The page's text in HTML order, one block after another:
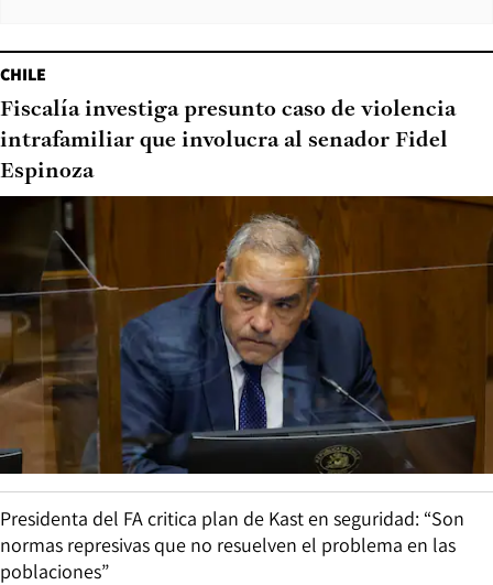
CHILE
Fiscalía investiga presunto caso de violencia
intrafamiliar que involucra al senador Fidel
Espinoza
Presidenta del FA critica plan de Kast en seguridad: “Son
normas represivas que no resuelven el problema en las
poblaciones”